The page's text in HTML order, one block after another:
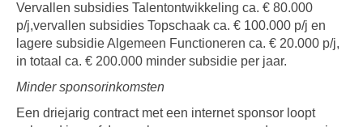
Vervallen subsidies Talentontwikkeling ca. € 80.000
p/j,vervallen subsidies Topschaak ca. € 100.000 p/j en
lagere subsidie Algemeen Functioneren ca. € 20.000 p/j,
in totaal ca. € 200.000 minder subsidie per jaar.
Minder sponsorinkomsten
Een driejarig contract met een internet sponsor loopt